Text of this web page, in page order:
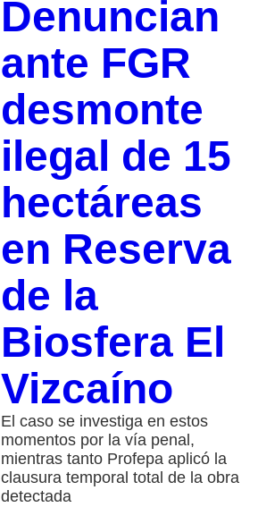
Denuncian
ante FGR
desmonte
ilegal de 15
hectáreas
en Reserva
de la
Biosfera El
Vizcaíno
El caso se investiga en estos
momentos por la vía penal,
mientras tanto Profepa aplicó la
clausura temporal total de la obra
detectada